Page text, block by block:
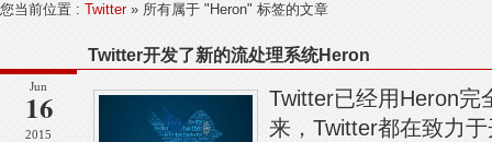
您当前位置 : Twitter» 所有属于 "Heron" 标签的文章
Jun
16
2015
Twitter开发了新的流处理系统Heron
Twitter已经用Heron完
来，Twitter都在致力